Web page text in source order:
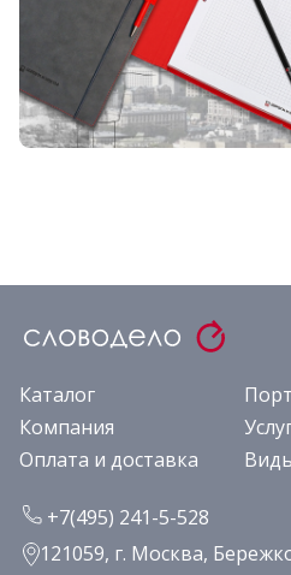
Каталог
Компания
Оплата и доставка
+7(495) 241-5-528
121059, г. Москва,